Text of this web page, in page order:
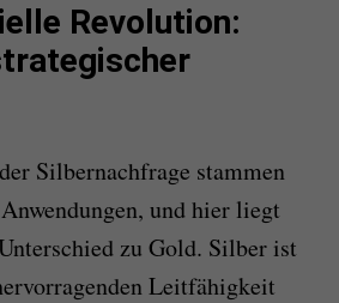
Revolution:
Silbernachfrage stammen
und hier liegt
zu Gold. Silber ist
Leitfähigkeit